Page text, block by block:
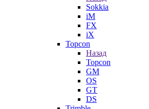
Sokkia
iM
FX
iX
Topcon
Назад
Topcon
GM
OS
GT
DS